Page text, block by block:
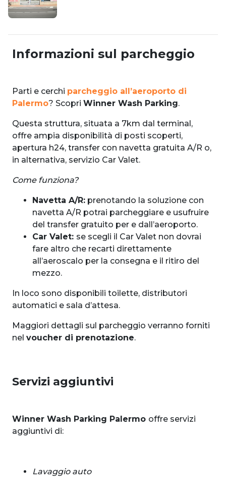
Informazioni sul parcheggio
Parti e cerchi parcheggio all’aeroporto di
Palermo? Scopri Winner Wash Parking.
Questa struttura, situata a 7km dal terminal,
offre ampia disponibilità di posti scoperti,
apertura h24, transfer con navetta gratuita A/R o,
in alternativa, servizio Car Valet.
Come funziona?
Navetta A/R: prenotando la soluzione con
navetta A/R potrai parcheggiare e usufruire
del transfer gratuito per e dall’aeroporto.
Car Valet: se scegli il Car Valet non dovrai
fare altro che recarti direttamente
all’aeroscalo per la consegna e il ritiro del
mezzo.
In loco sono disponibili toilette, distributori
automatici e sala d’attesa.
Maggiori dettagli sul parcheggio verranno forniti
nel voucher di prenotazione.
Servizi aggiuntivi
Winner Wash Parking Palermo offre servizi
aggiuntivi di:
Lavaggio auto